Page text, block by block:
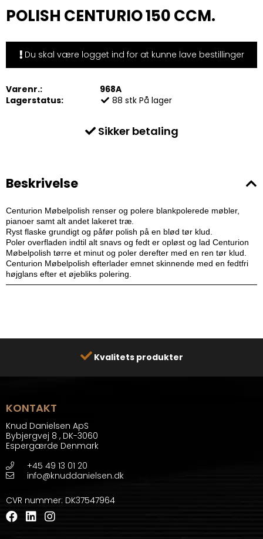
POLISH CENTURIO 150 CCM.
Du skal være logget ind for at kunne lave bestillinger
Varenr.:
968A
Lagerstatus:
88stk På lager
Sikker betaling
Beskrivelse
Centurion Møbelpolish renser og polere blankpolerede møbler,
pianoer samt alt andet lakeret træ.
Ryst flaske grundigt og påfør polish på en blød tør klud.
Poler overfladen indtil alt snavs og fedt er opløst og lad Centurion
Møbelpolish tørre et minut og poler derefter med en ren tør klud.
Centurion Møbelpolish efterlader emnet skinnende med en fedtfri
højglans efter et øjebliks polering.
Kvalitets produkter
KONTAKT
Knud Danielsen ApS
Bybjergvej 8 , DK-3060
Espergærde Denmark
+45 49 13 01 20
info@knuddanielsen.dk
CVR nummer: DK37547964